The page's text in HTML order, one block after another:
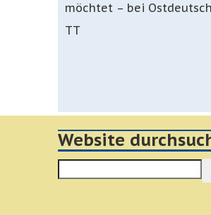
möchtet – bei
TT
Website